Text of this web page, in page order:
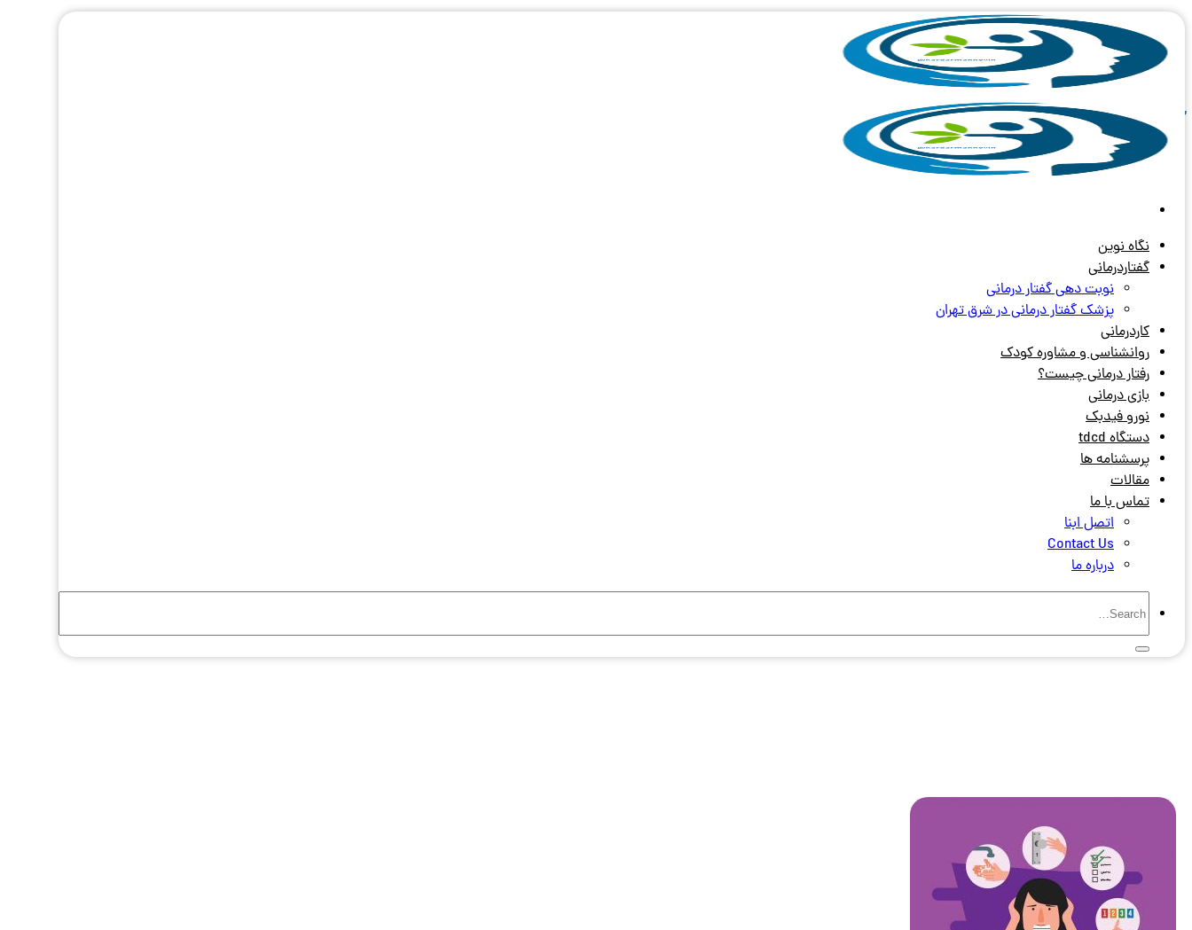
Skip
content
نگاه نوین
گفتاردرمانی
نوبت دهی گفتار درمانی
پزشک گفتار درمانی در شرق تهران
کاردرمانی
روانشناسی و مشاوره کودک
رفتار درمانی چیست؟
بازی درمانی
نورو فیدبک
دستگاه tdcd
پرسشنامه ها
مقالات
تماس با ما
اتصل ابنا
Contact Us
درباره ما
آرشیو برچسب های:رواشناسی در تهران